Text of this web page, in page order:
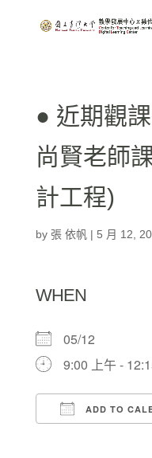
● 近期觀
尚賢老師
計工程)
by 張 依帆 | 5 月 12,
WHEN
05/12
9:00 上午 -
ADD TO